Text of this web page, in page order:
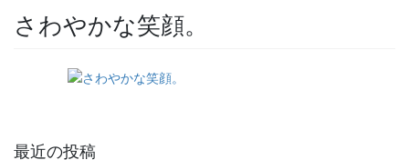
さわやかな笑顔。
最近の投稿